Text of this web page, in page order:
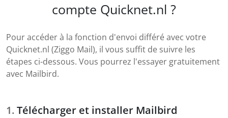
compte Quicknet.nl ?
Pour accéder à la fonction d'envoi différé avec votre
Quicknet.nl (Ziggo Mail), il vous suffit de suivre les
étapes ci-dessous. Vous pourrez l'essayer gratuitement
avec Mailbird.
Télécharger et installer Mailbird